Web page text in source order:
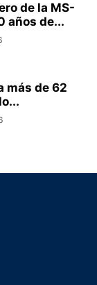
de la MS-
años de...
más de 62